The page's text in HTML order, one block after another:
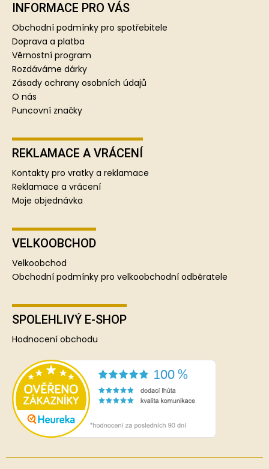
INFORMACE PRO VÁS
Obchodní podmínky pro spotřebitele
Doprava a platba
Věrnostní program
Rozdáváme dárky
Zásady ochrany osobních údajů
O nás
Puncovní značky
REKLAMACE A VRÁCENÍ
Kontakty pro vratky a reklamace
Reklamace a vrácení
Moje objednávka
VELKOOBCHOD
Velkoobchod
Obchodní podmínky pro velkoobchodní odběratele
SPOLEHLIVÝ E-SHOP
Hodnocení obchodu